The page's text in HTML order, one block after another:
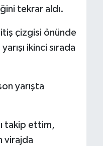
tekrar aldı.
çizgisi önünde
ikinci sırada
yarışta
takip ettim,
virajda